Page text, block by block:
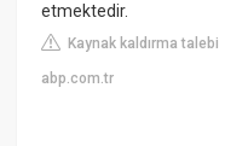
etmektedir.
Kaynak kaldırma talebi
abp.com.tr